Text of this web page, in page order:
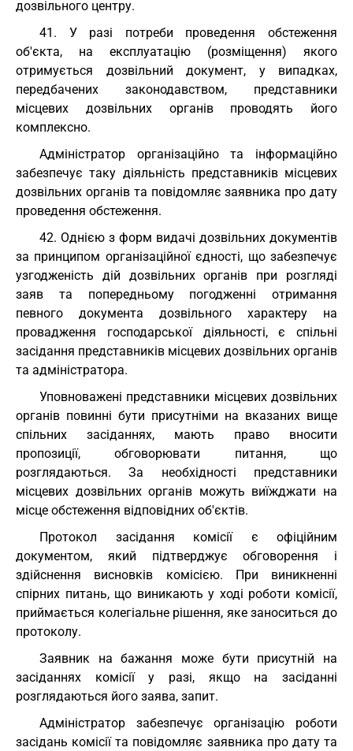
дозвільного центру.
41. У разі потреби проведення обстеження
об'єкта, на експлуатацію (розміщення) якого
отримується дозвільний документ, у випадках,
передбачених законодавством, представники
місцевих дозвільних органів проводять його
комплексно.
Адміністратор організаційно та інформаційно
забезпечує таку діяльність представників місцевих
дозвільних органів та повідомляє заявника про дату
проведення обстеження.
42. Однією з форм видачі дозвільних документів
за принципом організаційної єдності, що забезпечує
узгодженість дій дозвільних органів при розгляді
заяв та попередньому погодженні отримання
певного документа дозвільного характеру на
провадження господарської діяльності, є спільні
засідання представників місцевих дозвільних органів
та адміністратора.
Уповноважені представники місцевих дозвільних
органів повинні бути присутніми на вказаних вище
спільних засіданнях, мають право вносити
пропозиції, обговорювати питання, що
розглядаються. За необхідності представники
місцевих дозвільних органів можуть виїжджати на
місце обстеження відповідних об'єктів.
Протокол засідання комісії є офіційним
документом, який підтверджує обговорення і
здійснення висновків комісією. При виникненні
спірних питань, що виникають у ході роботи комісії,
приймається колегіальне рішення, яке заноситься до
протоколу.
Заявник на бажання може бути присутній на
засіданнях комісії у разі, якщо на засіданні
розглядаються його заява, запит.
Адміністратор забезпечує організацію роботи
засідань комісії та повідомляє заявника про дату та